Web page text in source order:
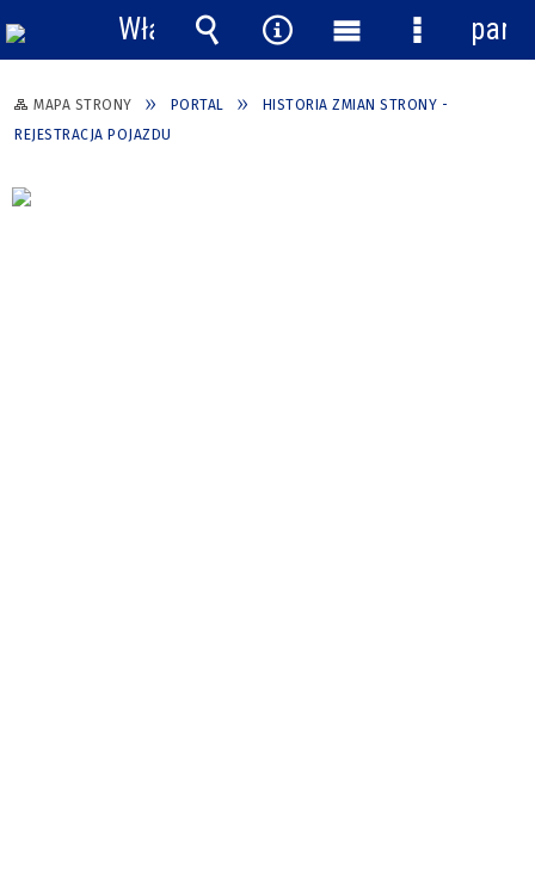
MAPA STRONY PORTAL
HISTORIA ZMIAN STRONY -
REJESTRACJA POJAZDU
Włącz
powiadomienia
Wyszukiwarka
Narzędzia
Menu
główne
Menu
panel